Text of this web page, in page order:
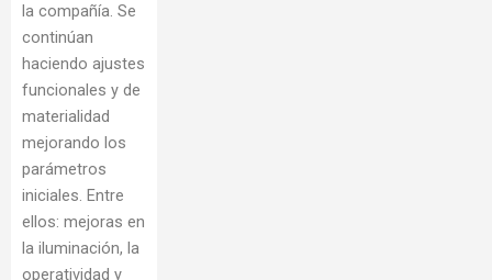
la compañía. Se
continúan
haciendo ajustes
funcionales y de
materialidad
mejorando los
parámetros
iniciales. Entre
ellos: mejoras en
la iluminación, la
operatividad y